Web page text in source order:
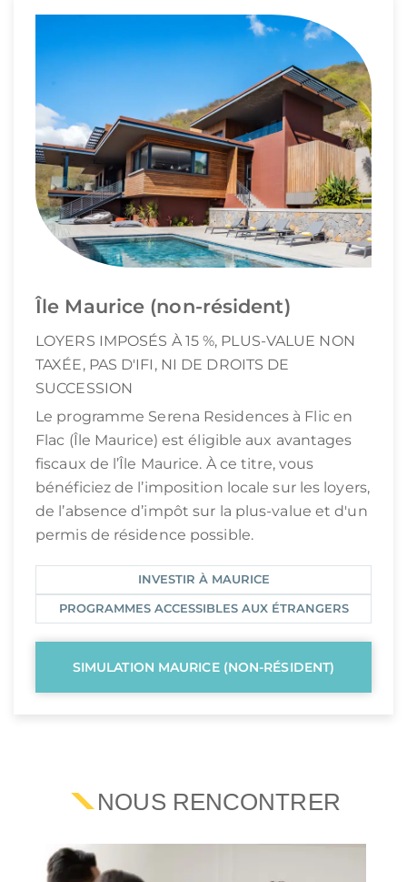
Île Maurice (non-résident)
LOYERS IMPOSÉS À 15 %, PLUS-VALUE NON
TAXÉE, PAS D'IFI, NI DE DROITS DE
SUCCESSION
Le programme Serena Residences à Flic en
Flac (Île Maurice) est éligible aux avantages
fiscaux de l’Île Maurice. À ce titre, vous
bénéficiez de l’imposition locale sur les loyers,
de l’absence d’impôt sur la plus-value et d'un
permis de résidence possible.
INVESTIR À MAURICE
PROGRAMMES ACCESSIBLES AUX ÉTRANGERS
SIMULATION MAURICE (NON-RÉSIDENT)
NOUS RENCONTRER